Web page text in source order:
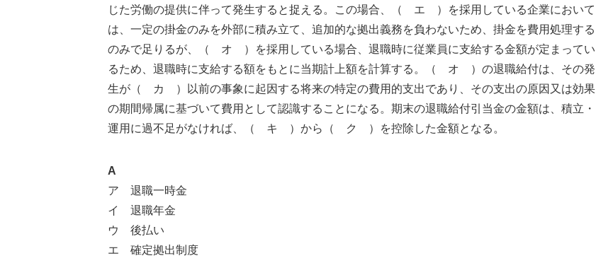
じた労働の提供に伴って発生すると捉える。この場合、（ エ ）を採用している企業において
は、一定の掛金のみを外部に積み立て、追加的な拠出義務を負わないため、掛金を費用処理する
のみで足りるが、（ オ ）を採用している場合、退職時に従業員に支給する金額が定まってい
るため、退職時に支給する額をもとに当期計上額を計算する。（ オ ）の退職給付は、その発
生が（ カ ）以前の事象に起因する将来の特定の費用的支出であり、その支出の原因又は効果
の期間帰属に基づいて費用として認識することになる。期末の退職給付引当金の金額は、積立・
運用に過不足がなければ、（ キ ）から（ ク ）を控除した金額となる。
A
ア 退職一時金
イ 退職年金
ウ 後払い
エ 確定拠出制度